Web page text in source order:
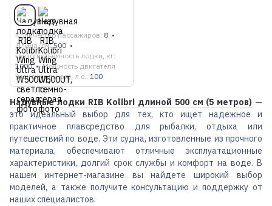
Количество пассажиров 8
Длина, см 500
Грузоподъемность лодки, кг
1000
Мощность двигателя
(максимальная), л.с. 100
Надувные лодки RIB Kolibri длиной 500 см (5 метров) —
это идеальный выбор для тех, кто ищет надежное и
практичное плавсредство для рыбалки, отдыха или
путешествий по воде. Эти судна, изготовленные из прочного
материала, обеспечивают отличные эксплуатационные
характеристики, долгий срок службы и комфорт на воде. В
нашем интернет-магазине вы найдете широкий выбор
моделей, а также получите консультацию и поддержку от
наших специалистов.